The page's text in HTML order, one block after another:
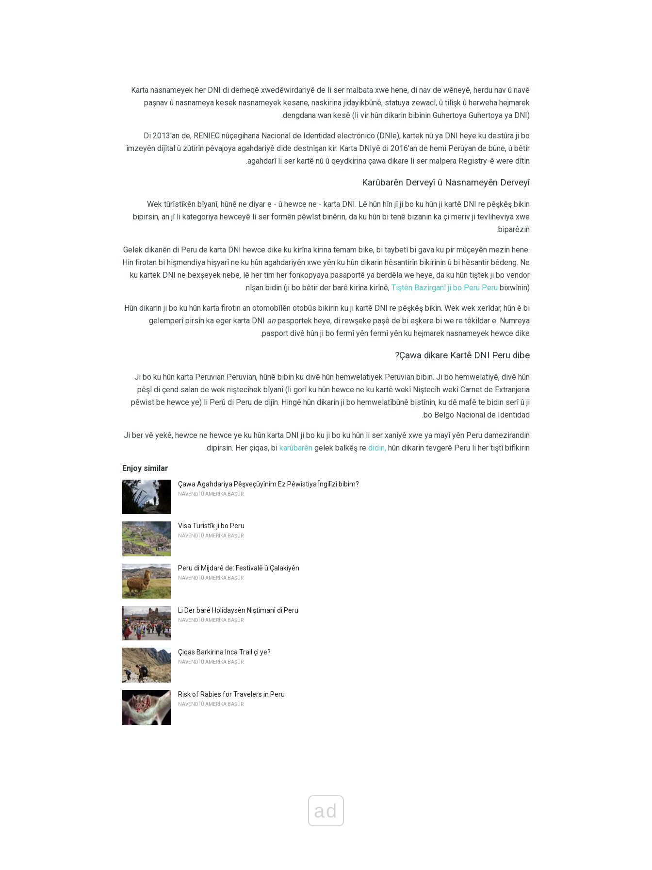
Karta nasnameyek her DNI di derheqê xwedêwirdariyê de li ser malbata xwe hene, di nav de wêneyê, herdu nav û navê
paşnav û nasnameya kesek nasnameyek kesane, naskirina jidayikbûnê, statuya zewacî, û tilîşk û herweha hejmarek
dengdana wan kesê (li vir hûn dikarin bibînin Guhertoya Guhertoya ya DNI).
Di 2013'an de, RENIEC nûçegihana Nacional de Identidad electrónico (DNIe), kartek nû ya DNI heye ku destûra ji bo
îmzeyên dîjîtal û zûtirîn pêvajoya agahdariyê dide destnîşan kir. Karta DNIyê di 2016'an de hemî Perûyan de bûne, û bêtir
agahdarî li ser kartê nû û qeydkirina çawa dikare li ser malpera Registry-ê were dîtin.
Karûbarên Derveyî û Nasnameyên Derveyî
Wek tûrîstîkên bîyanî, hûnê ne diyar e - û hewce ne - karta DNI. Lê hûn hîn jî ji bo ku hûn ji kartê DNI re pêşkêş bikin
bipirsin, an jî li kategoriya hewceyê li ser formên pêwîst binêrin, da ku hûn bi tenê bizanin ka çi meriv ji tevliheviya xwe
biparêzin.
Gelek dikanên di Peru de karta DNI hewce dike ku kirîna kirina temam bike, bi taybetî bi gava ku pir mûçeyên mezin hene.
Hin firotan bi hişmendiya hişyarî ne ku hûn agahdariyên xwe yên ku hûn dikarin hêsantirîn bikirînin û bi hêsantir bêdeng. Ne
ku kartek DNI ne bexşeyek nebe, lê her tim her fonkopyaya pasaportê ya berdêla we heye, da ku hûn tiştek ji bo vendor
nîşan bidin (ji bo bêtir der barê kirîna kirînê, Tiştên Bazirganî ji bo Peru Peru bixwînin).
Hûn dikarin ji bo ku hûn karta firotin an otomobîlên otobûs bikirin ku ji kartê DNI re pêşkêş bikin. Wek wek xerîdar, hûn ê bi
gelemperî pirsîn ka eger karta DNI anpasportek heye, di rewşeke paşê de bi eşkere bi we re têkildar e. Numreya
pasport divê hûn ji bo fermî yên fermî yên ku hejmarek nasnameyek hewce dike.
Çawa dikare Kartê DNI Peru dibe?
Ji bo ku hûn karta Peruvian Peruvian, hûnê bibin ku divê hûn hemwelatiyek Peruvian bibin. Ji bo hemwelatiyê, divê hûn
pêşî di çend salan de wek niştecîhek bîyanî (li gorî ku hûn hewce ne ku kartê wekî Niştecîh wekî Carnet de Extranjeria
pêwist be hewce ye) li Perû di Peru de dijîn. Hingê hûn dikarin ji bo hemwelatîbûnê bistînin, ku dê mafê te bidin serî û ji
bo Belgo Nacional de Identidad.
Ji ber vê yekê, hewce ne hewce ye ku hûn karta DNI ji bo ku ji bo ku hûn li ser xaniyê xwe ya mayî yên Peru damezirandin
dipirsin. Her çiqas, bi karûbarên gelek balkêş re didin, hûn dikarin tevgerê Peru li her tiştî bifikirin.
Enjoy similar
Çawa Agahdariya Pêşveçûyînim Ez Pêwîstiya Îngilîzî bibim?
NAVENDÎ Û AMERÎKA BAŞÛR
Visa Turîstîk ji bo Peru
NAVENDÎ Û AMERÎKA BAŞÛR
Peru di Mijdarê de: Festîvalê û Çalakiyên
NAVENDÎ Û AMERÎKA BAŞÛR
Li Der barê Holidaysên Niştîmanî di Peru
NAVENDÎ Û AMERÎKA BAŞÛR
Çiqas Barkirina Inca Trail çi ye?
NAVENDÎ Û AMERÎKA BAŞÛR
Risk of Rabies for Travelers in Peru
NAVENDÎ Û AMERÎKA BAŞÛR
ad